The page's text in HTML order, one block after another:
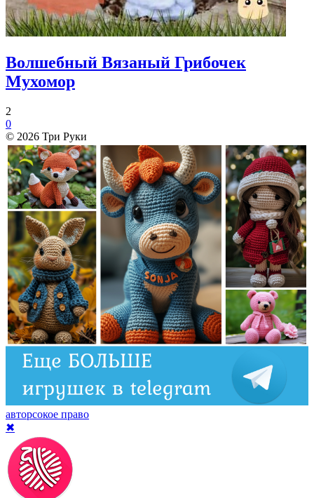
Волшебный Вязаный Грибочек
Мухомор
2
0
© 2026 Три Руки
авторсокое право
✖